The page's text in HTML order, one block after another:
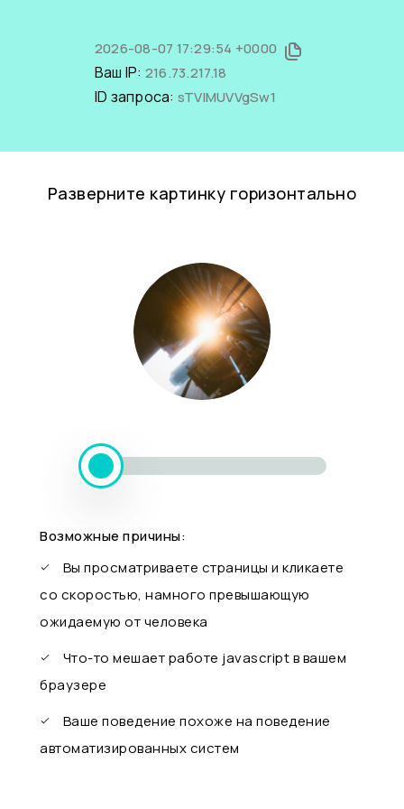
2026-08-07 17:29:54 +0000
Ваш IP: 216.73.217.18
ID запроса: sTVIMUVVgSw1
Разверните картинку горизонтально
Возможные причины:
Вы просматриваете страницы и кликаете
со скоростью, намного превышающую
ожидаемую от человека
Что-то мешает работе javascript в вашем
браузере
Ваше поведение похоже на поведение
автоматизированных систем